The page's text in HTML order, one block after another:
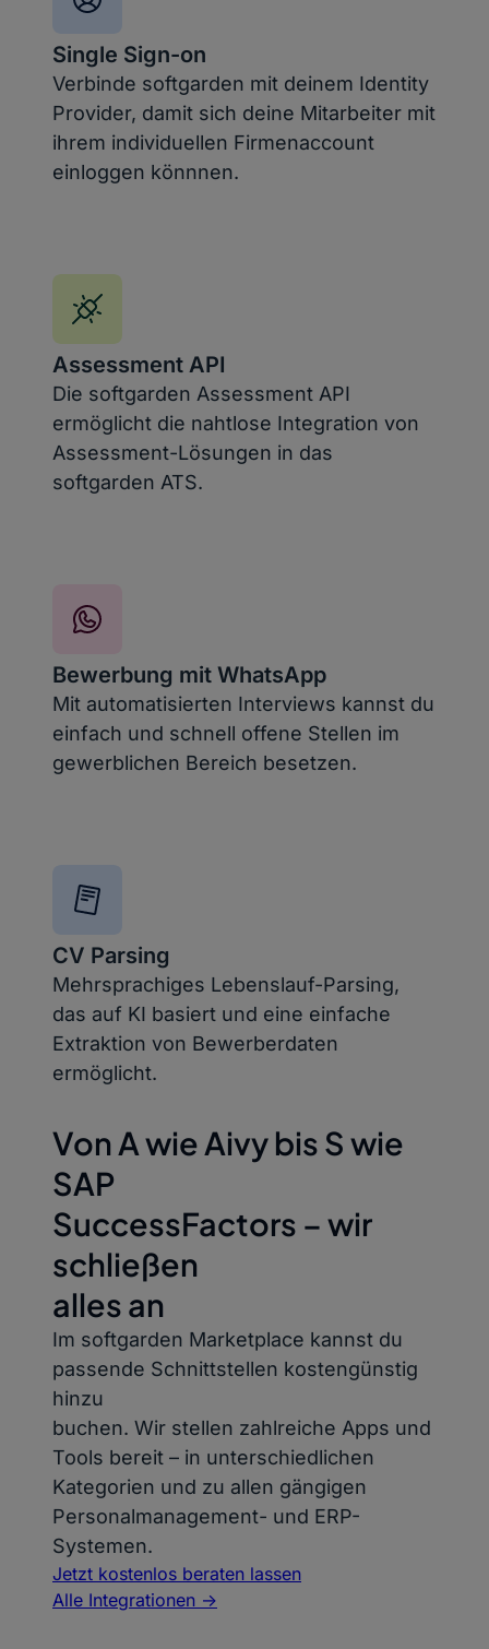
Single Sign-on
Verbinde softgarden mit deinem Identity
Provider, damit sich deine Mitarbeiter mit
ihrem individuellen Firmenaccount
einloggen könnnen.
Assessment API
Die softgarden Assessment API
ermöglicht die nahtlose Integration von
Assessment-Lösungen in das
softgarden ATS.
Bewerbung mit WhatsApp
Mit automatisierten Interviews kannst du
einfach und schnell offene Stellen im
gewerblichen Bereich besetzen.​
CV Parsing
Mehrsprachiges Lebenslauf-Parsing,
das auf KI basiert und eine einfache
Extraktion von Bewerberdaten
ermöglicht.​
Von A wie Aivy bis S wie
SAP
SuccessFactors – wir
schließen
alles an
Im softgarden Marketplace kannst du
passende Schnittstellen kostengünstig
hinzu
buchen. Wir stellen zahlreiche Apps und
Tools bereit – in unterschiedlichen
Kategorien und zu allen gängigen
Personalmanagement- und ERP-
Systemen.
Jetzt kostenlos beraten lassen
Alle Integrationen ->